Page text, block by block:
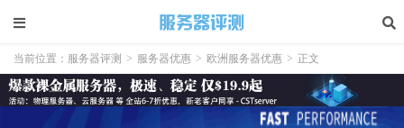
当前位置： 服务器评测 > 服务器优惠 > 欧洲服务器优惠 > 正文